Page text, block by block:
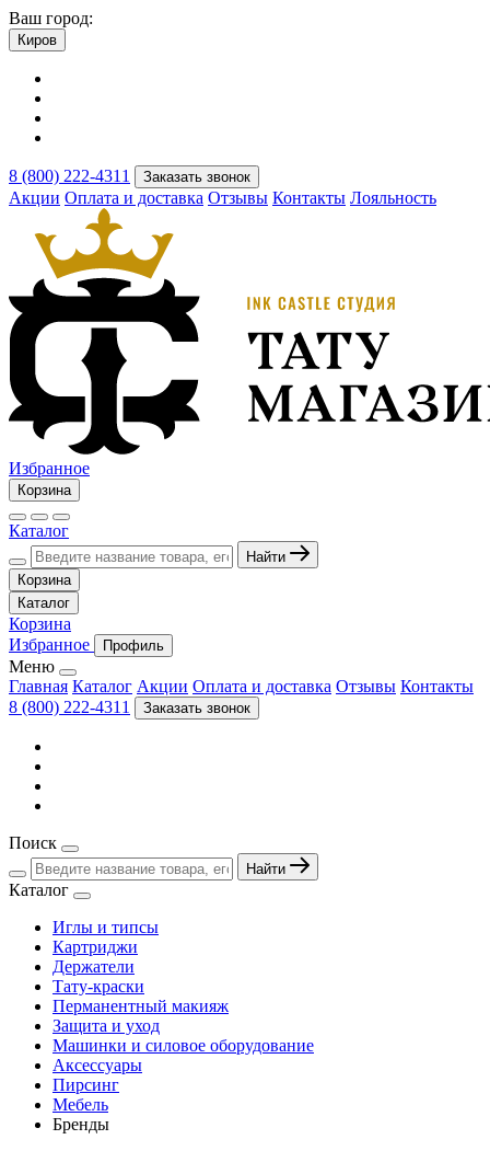
Ваш город:
Киров
8 (800) 222-4311 Заказать звонок
Акции Оплата и доставка Отзывы Контакты Лояльность
Избранное
Корзина
Каталог
Найти
Корзина
Каталог
Корзина
Избранное
Профиль
Меню
Главная Каталог Акции Оплата и доставка Отзывы Контакты
8 (800) 222-4311
Заказать звонок
Поиск
Найти
Каталог
Иглы и типсы
Картриджи
Держатели
Тату-краски
Перманентный макияж
Защита и уход
Машинки и силовое оборудование
Аксессуары
Пирсинг
Мебель
Бренды